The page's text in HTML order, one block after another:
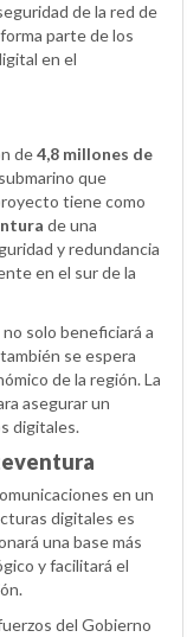
de la red de
parte de los
en el
de4,8 millones de
que
tiene como
de una
y redundancia
en el sur de la
solo beneficiará a
se espera
de la región. La
asegurar un
digitales.
en un
digitales es
una base más
y facilitará el
del Gobierno